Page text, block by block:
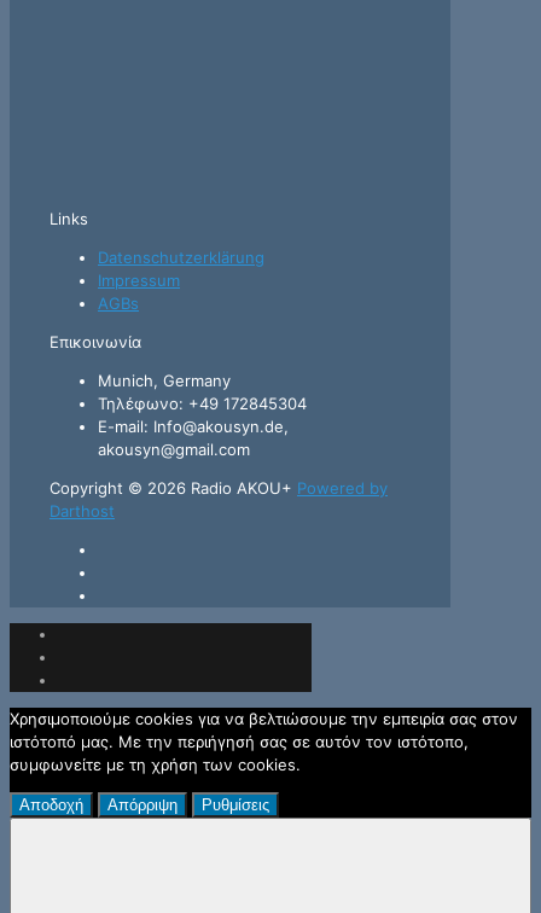
Links
Datenschutzerklärung
Impressum
AGBs
Επικοινωνία
Munich, Germany
Τηλέφωνο: +49 172845304
E-mail: Info@akousyn.de,
akousyn@gmail.com
Copyright © 2026 Radio AKOU+ Powered by
Darthost
Χρησιμοποιούμε cookies για να βελτιώσουμε την εμπειρία σας στον
ιστότοπό μας. Με την περιήγησή σας σε αυτόν τον ιστότοπο,
συμφωνείτε με τη χρήση των cookies.
Αποδοχή Απόρριψη Ρυθμίσεις